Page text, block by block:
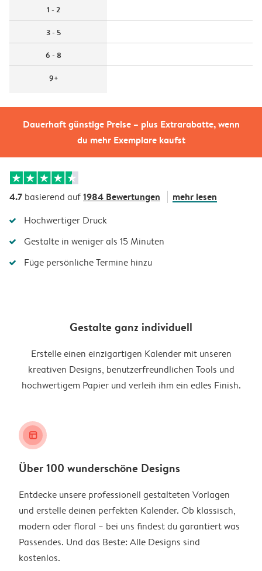
Dauerhaft günstige Preise – plus Extrarabatte, wenn
du mehr Exemplare kaufst
1 - 2
3 - 5
6 - 8
9+
4.7 basierend auf1984 Bewertungen mehr lesen
Hochwertiger Druck
Gestalte in weniger als 15 Minuten
Füge persönliche Termine hinzu
Gestalte ganz individuell
Erstelle einen einzigartigen Kalender mit unseren
kreativen Designs, benutzerfreundlichen Tools und
hochwertigem Papier und verleih ihm ein edles Finish.
layout_alt
Über 100 wunderschöne Designs
Entdecke unsere professionell gestalteten Vorlagen
und erstelle deinen perfekten Kalender. Ob klassisch,
modern oder floral – bei uns findest du garantiert was
Passendes. Und das Beste: Alle Designs sind
kostenlos.